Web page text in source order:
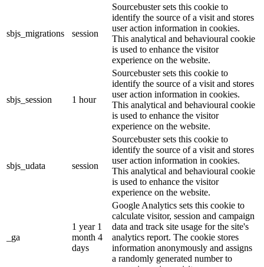
sbjs_migrations session
Sourcebuster sets this cookie to
identify the source of a visit and stores
user action information in cookies.
This analytical and behavioural cookie
is used to enhance the visitor
experience on the website.
sbjs_session 1 hour
Sourcebuster sets this cookie to
identify the source of a visit and stores
user action information in cookies.
This analytical and behavioural cookie
is used to enhance the visitor
experience on the website.
sbjs_udata session
Sourcebuster sets this cookie to
identify the source of a visit and stores
user action information in cookies.
This analytical and behavioural cookie
is used to enhance the visitor
experience on the website.
_ga
1 year 1
month 4
days
Google Analytics sets this cookie to
calculate visitor, session and campaign
data and track site usage for the site's
analytics report. The cookie stores
information anonymously and assigns
a randomly generated number to